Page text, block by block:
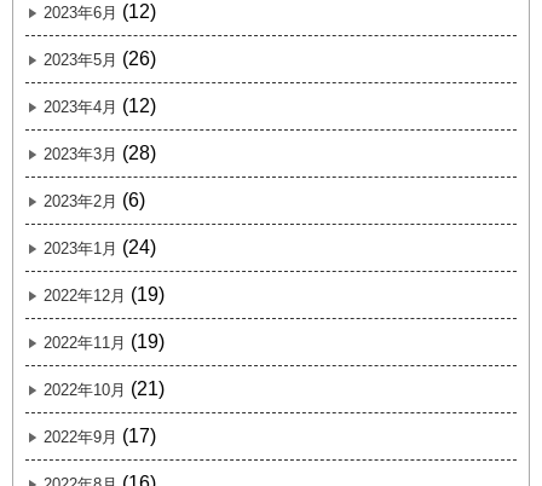
2023年6月 (12)
2023年5月 (26)
2023年4月 (12)
2023年3月 (28)
2023年2月 (6)
2023年1月 (24)
2022年12月 (19)
2022年11月 (19)
2022年10月 (21)
2022年9月 (17)